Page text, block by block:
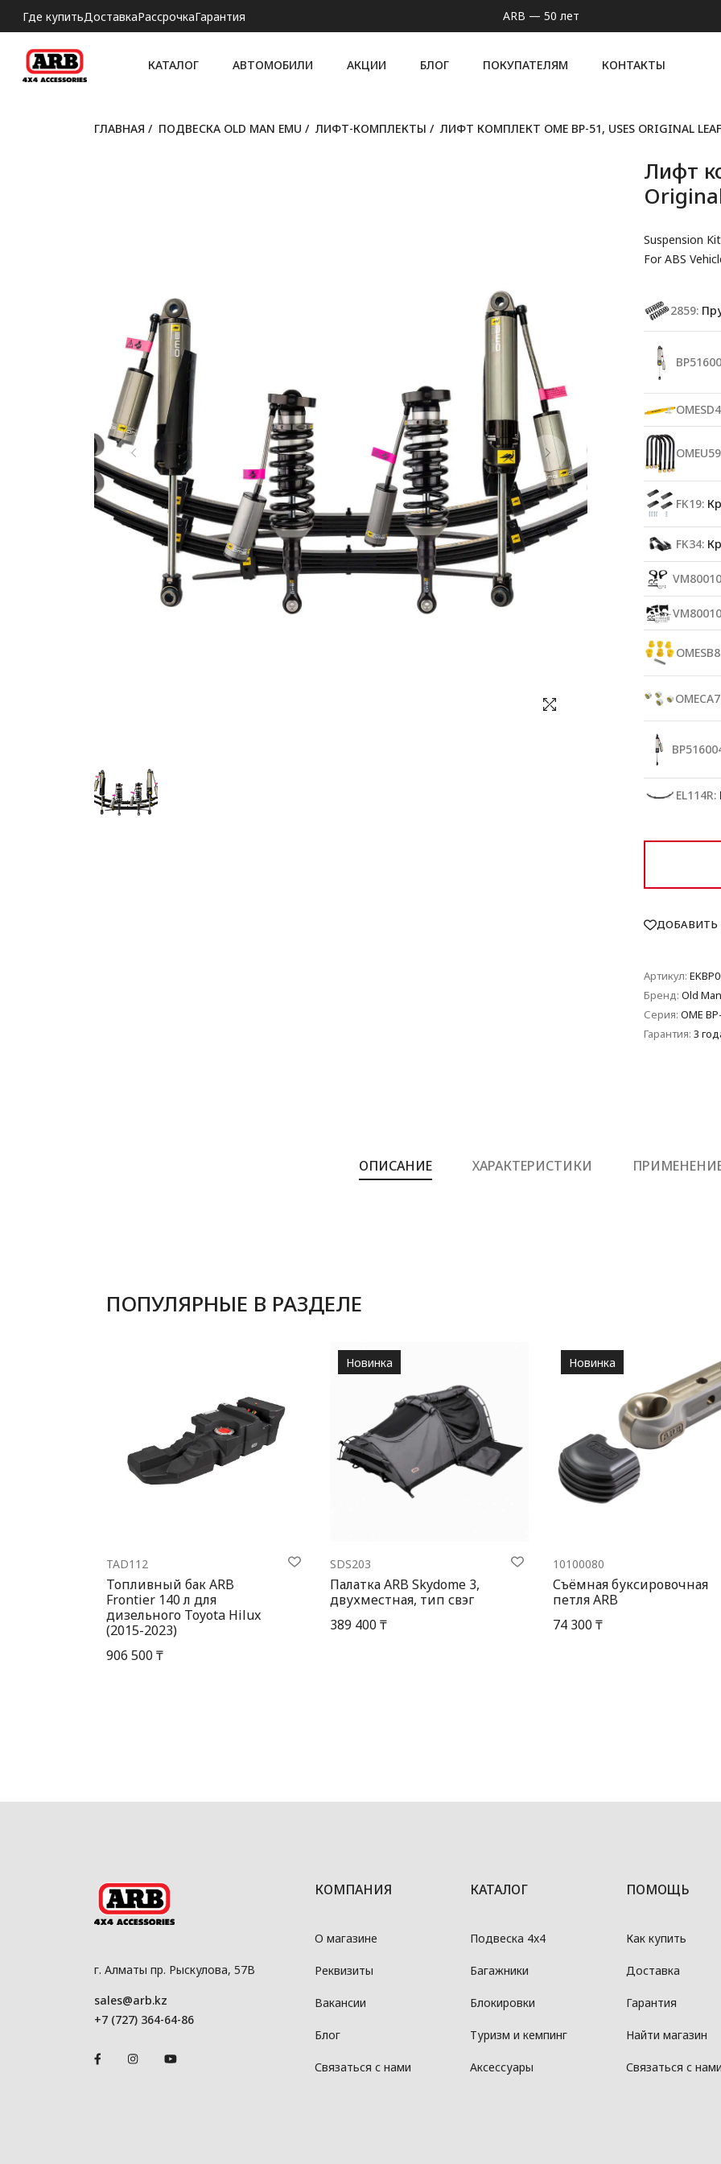
Где купитьДоставкаРассрочкаГарантия ARB — 50 лет
КАТАЛОГ АВТОМОБИЛИ АКЦИИ БЛОГ ПОКУПАТЕЛЯМ КОНТАКТЫ
ГЛАВНАЯ / ПОДВЕСКА OLD MAN EMU / ЛИФТ-КОМПЛЕКТЫ / ЛИФТ КОМПЛЕКТ OME BP-51, USES ORIGINAL LEAF
Лифт
Suspension
For ABS
2859:
FK19:
FK34:
EL114R:
ДОБАВИТЬ
Артикул:
Бренд: Old
Серия: OME
Гарантия: 3
ОПИСАНИЕ ХАРАКТЕРИСТИКИ
ПОПУЛЯРНЫЕ В РАЗДЕЛЕ
TAD112
Топливный бак ARB
Frontier 140 л для
дизельного Toyota Hilux
(2015-2023)
906 500 ₸
SDS203
Палатка ARB Skydome 3,
двухместная, тип свэг
389 400 ₸
Новинка
10100080
Съёмная буксировочная
петля ARB
74 300 ₸
Новинка
г. Алматы пр. Рыскулова, 57В
sales@arb.kz
+7 (727) 364-64-86
КОМПАНИЯ
О магазине
Реквизиты
Вакансии
Блог
Связаться с нами
КАТАЛОГ
Подвеска 4x4
Багажники
Блокировки
Туризм и кемпинг
Аксессуары
ПОМОЩЬ
Как купить
Доставка
Гарантия
Найти магазин
Связаться с